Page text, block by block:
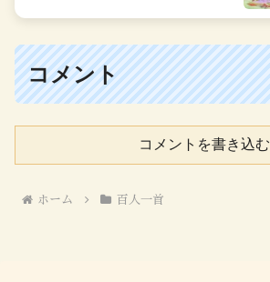
コメント
コメントを書き込む
ホーム 百人一首